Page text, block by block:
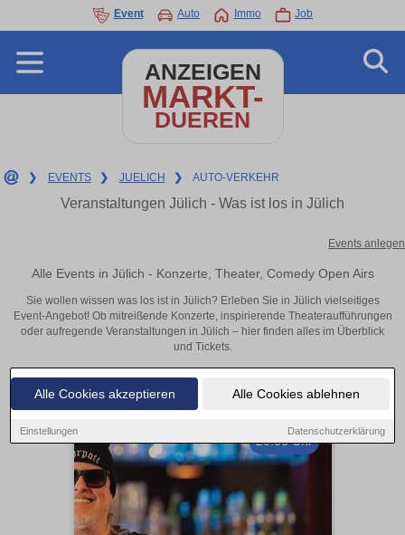
Alle Cookies akzeptieren Alle Cookies ablehnen
Einstellungen Datenschutzerklärung
Event Auto Immo Job
ANZEIGEN
MARKT-
DUEREN
❯ EVENTS ❯ JUELICH ❯ AUTO-VERKEHR
Veranstaltungen Jülich - Was ist los in Jülich
Events anlegen
Alle Events in Jülich - Konzerte, Theater, Comedy Open Airs
Sie wollen wissen was los ist in Jülich? Erleben Sie in Jülich vielseitiges
Event-Angebot! Ob mitreißende Konzerte, inspirierende Theateraufführungen
oder aufregende Veranstaltungen in Jülich – hier finden alles im Überblick
und Tickets.
20:00 Uhr